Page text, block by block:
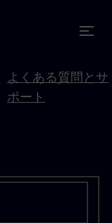
よくある質問とサ
ポート